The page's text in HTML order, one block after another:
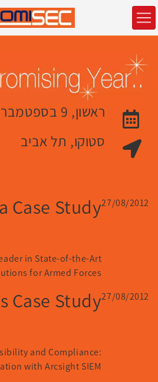
האירוע יתקיים בתאריך
ראשון, 9 בספטמבר 2012
מקום האירוע:
סטוקו, תל אביב
27/08/2012
Case Study
in State-of-the-Art
for Armed Forces
27/08/2012
Case Study
and Compliance:
with Arcsight SIEM